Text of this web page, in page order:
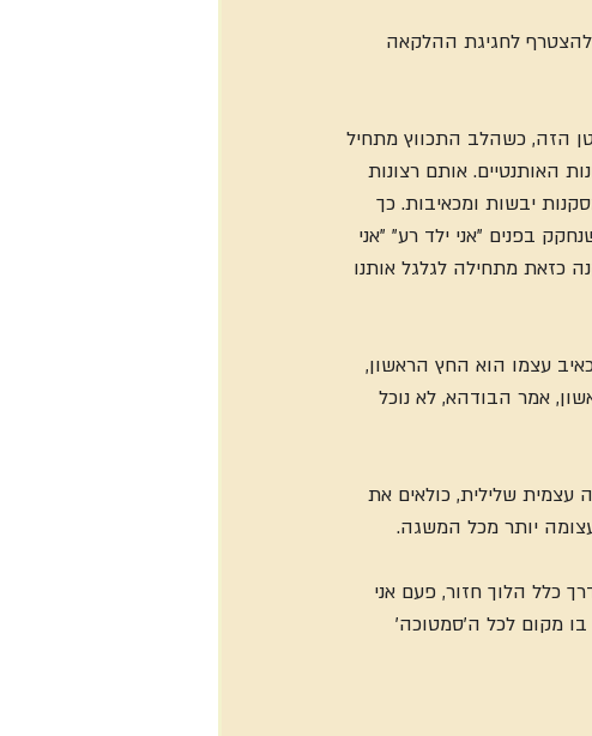
להצטרף לחגיגת ההלקאה
הזה, כשהלב התכווץ מתחיל
האותנטיים. אותם רצונות
יבשות ומכאיבות. כך
בפנים "אני ילד רע" "אני
כזאת מתחילה לגלגל אותנו
עצמו הוא החץ הראשון,
אמר הבודהא, לא נוכל
עצמית שלילית, כולאים את
יותר מכל המשגה.
כלל הלוך חזור, פעם אני
מקום לכל ה'סמטוכה'